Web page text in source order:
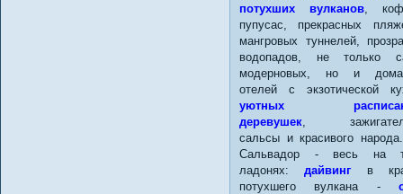
потухших вулканов ,
пупусас, прекрасных
мангровых туннелей,
водопадов, не только
модерновых, но и
отелей с экзотической
уютных
деревушек ,
сальсы и красивого
Сальвадор - весь на
ладонях:дайвинг в
потухшего вулкана -